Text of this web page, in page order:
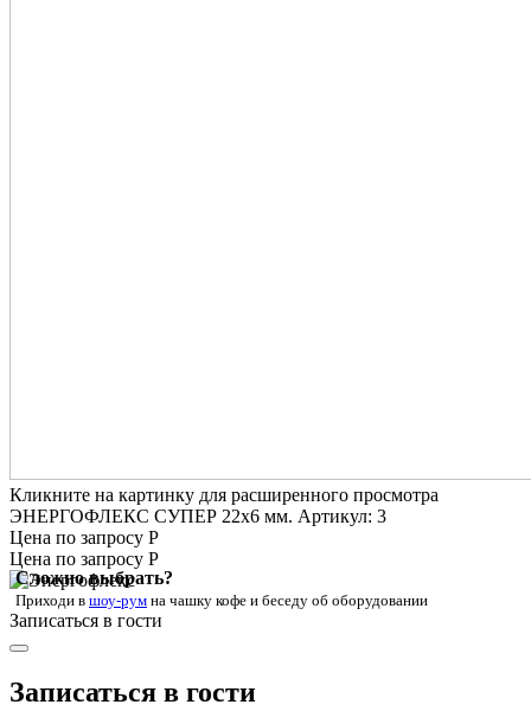
Кликните на картинку для расширенного просмотра
ЭНЕРГОФЛЕКС СУПЕР 22х6 мм. Артикул: 3
Цена по запросу Р
Цена по запросу Р
Сложно выбрать?
Приходи в шоу-рум на чашку кофе и беседу об оборудовании
Записаться в гости
Записаться в гости